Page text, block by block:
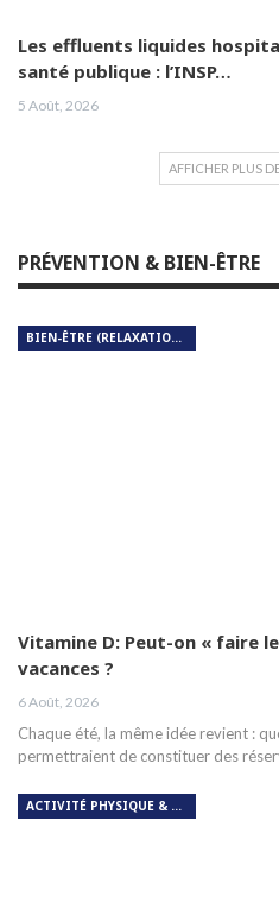
Les effluents liquides
santé publique : l’INSP…
5 Août, 2026
AFFICHER PLUS
PRÉVENTION & BIEN-ÊTRE
BIEN-ÊTRE (RELAXATION, MÉDITATION, SOIN DU CORPS)
Vitamine D: Peut-on « faire
vacances ?
6 Août, 2026
Chaque été, la même idée revient :
permettraient de constituer des
ACTIVITÉ PHYSIQUE & RESPIRATION